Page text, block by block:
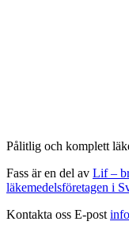
Pålitlig och komplett
Fass är en del av Lif –
läkemedelsföretagen i
Kontakta oss E-post